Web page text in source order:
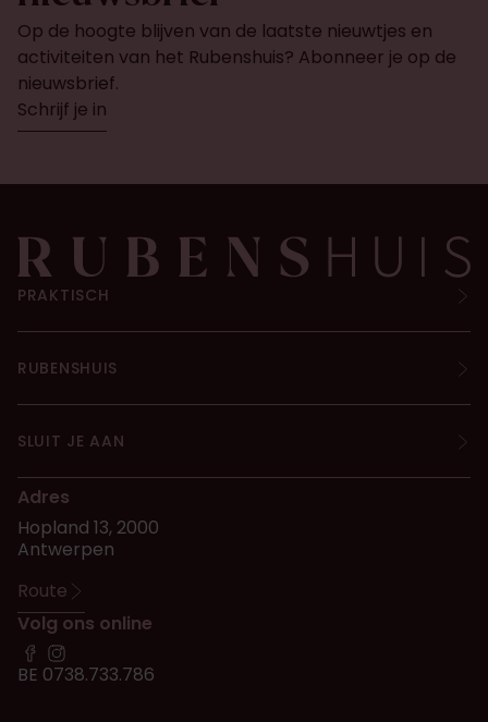
Op de hoogte blijven van de laatste nieuwtjes en
activiteiten van het Rubenshuis? Abonneer je op de
nieuwsbrief.
Schrijf je in
Adres
Hopland 13, 2000
Antwerpen
Route
Volg ons online
BE 0738.733.786
PRAKTISCH
RUBENSHUIS
SLUIT JE AAN